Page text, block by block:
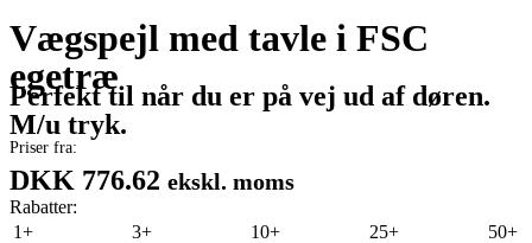
Vægspejl med tavle i FSC
egetræ
Perfekt til når du er på vej ud af døren.
M/u tryk.
Priser fra:
DKK 776.62 ekskl. moms
Rabatter:
1+
3+ 10+ 25+
50+